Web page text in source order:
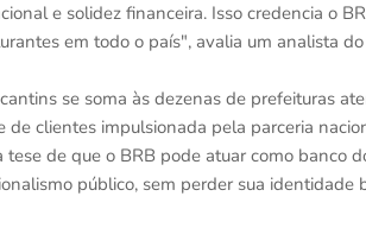
e solidez financeira. Isso credencia o
em todo o país", avalia um analista
se soma às dezenas de prefeituras
de clientes impulsionada pela parceria
tese de que o BRB pode atuar como banco
público, sem perder sua identidade